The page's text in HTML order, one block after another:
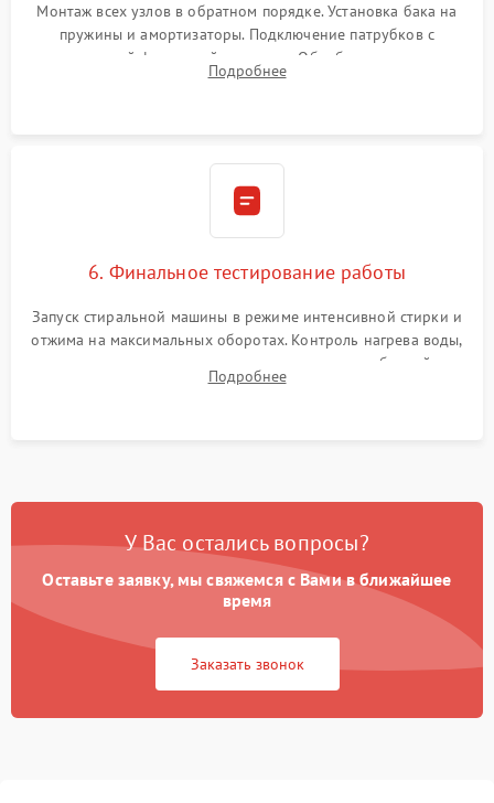
Монтаж всех узлов в обратном порядке. Установка бака на
пружины и амортизаторы. Подключение патрубков с
надежной фиксацией хомутами. Обработка стыков
герметиком для предотвращения возможных протечек воды.
Подробнее
6. Финальное тестирование работы
Запуск стиральной машины в режиме интенсивной стирки и
отжима на максимальных оборотах. Контроль нагрева воды,
корректности слива, отсутствия излишних вибраций,
посторонних стуков и протечек под корпусом.
Подробнее
У Вас остались вопросы?
Оставьте заявку, мы свяжемся с Вами в ближайшее
время
Заказать звонок